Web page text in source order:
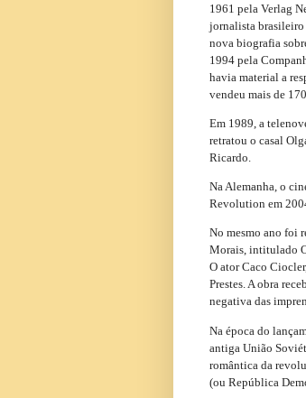
1961 pela Verlag
jornalista
nova biografia
1994 pela
havia material a
vendeu mais de
Em 1989, a
retratou o casal
Ricardo.
Na Alemanha, o
Revolution em
No mesmo ano foi
Morais, intitulado
O ator Caco
Prestes. A obra
negativa das
Na época do
antiga União
romântica da
(ou República